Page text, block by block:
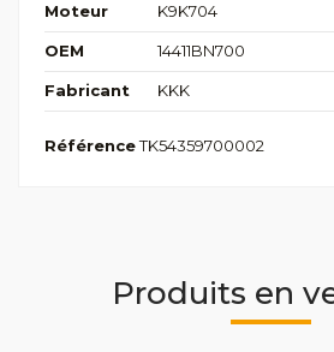
Moteur K9K704
OEM 14411BN700
Fabricant KKK
RéférenceTK54359700002
Produits en